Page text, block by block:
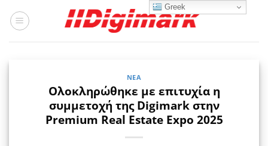
στο
ΝΈΑ
Ολοκληρώθηκε με επιτυχία η
συμμετοχή της Digimark στην
Premium Real Estate Expo 2025
Greek